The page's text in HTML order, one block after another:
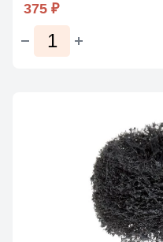
375 ₽